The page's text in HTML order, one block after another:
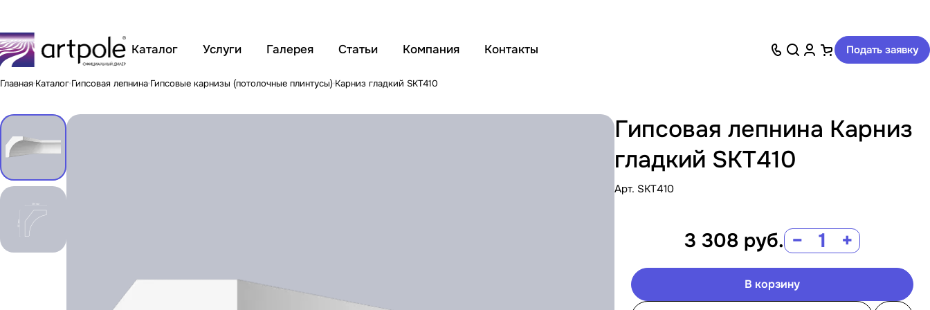
Каталог Услуги Галерея Статьи Компания Контакты Подать заявку
Главная Каталог Гипсовая лепнина Гипсовые карнизы (потолочные плинтусы) Карниз гладкий SKT410
Гипсовая лепнина Карниз
гладкий SKT410
Арт. SKT410
3 308 руб. − +
В корзину